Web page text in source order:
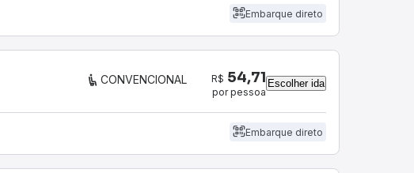
Embarque direto
CONVENCIONAL R$ 54,71
por pessoa
Escolher ida
Embarque direto